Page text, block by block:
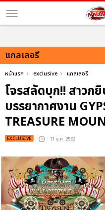
แกลเลอรี
หน้าแรก exclusive แกลเลอรี
โจรสลัดบุก!! สาวก
บรรยากาศงาน
TREASURE
EXCLUSIVE : 11 ธ.ค. 2562